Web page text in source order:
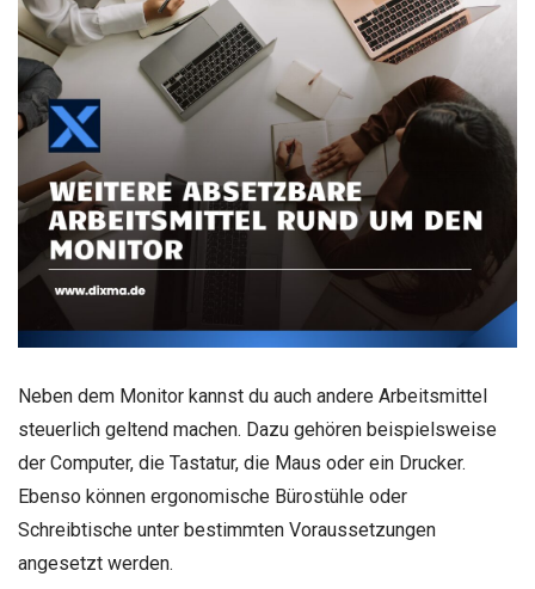
Neben dem Monitor kannst du auch andere Arbeitsmittel
steuerlich geltend machen. Dazu gehören beispielsweise
der Computer, die Tastatur, die Maus oder ein Drucker.
Ebenso können ergonomische Bürostühle oder
Schreibtische unter bestimmten Voraussetzungen
angesetzt werden.